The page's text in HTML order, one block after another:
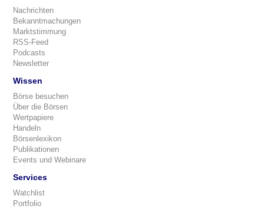
Nachrichten
Bekanntmachungen
Marktstimmung
RSS-Feed
Podcasts
Newsletter
Wissen
Börse besuchen
Über die Börsen
Wertpapiere
Handeln
Börsenlexikon
Publikationen
Events und Webinare
Services
Watchlist
Portfolio